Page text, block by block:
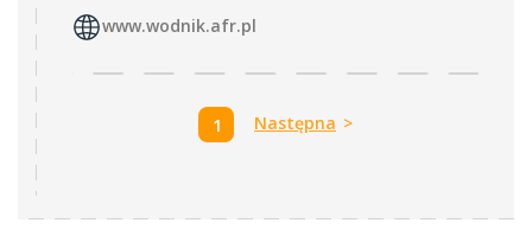
www.wodnik.afr.pl
1 Następna >